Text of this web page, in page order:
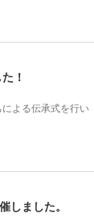
！
よる伝承式を行い
ました。